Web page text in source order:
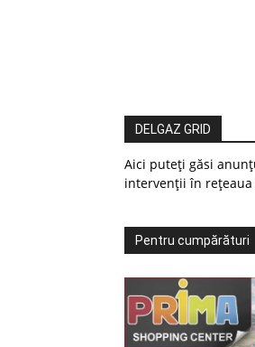
DELGAZ GRID
Aici puteți găsi
intervenții în rețeaua
Pentru cumpărături